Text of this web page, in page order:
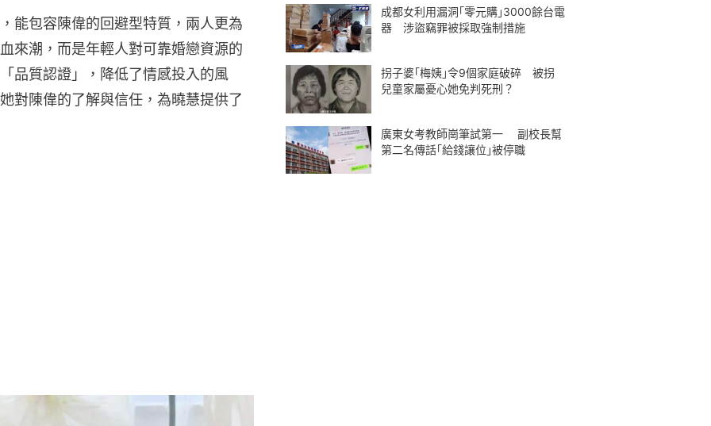
能包容陳偉的回避型特質，兩人更為
來潮，而是年輕人對可靠婚戀資源的
品質認證」，降低了情感投入的風
對陳偉的了解與信任，為曉慧提供了
成都女利用漏洞｢零元購｣3000餘台電
器 涉盜竊罪被採取強制措施
拐子婆｢梅姨｣令9個家庭破碎 被拐
兒童家屬憂心她免判死刑？
廣東女考教師崗筆試第一 副校長幫
第二名傳話｢給錢讓位｣被停職